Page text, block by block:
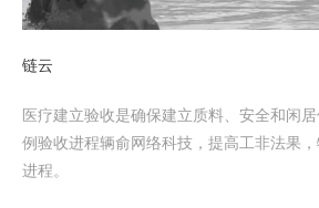
链云
医疗建立验收是确保建立质料、安全和闲
例验收进程辆俞网络科技，提高工非法果
进程。